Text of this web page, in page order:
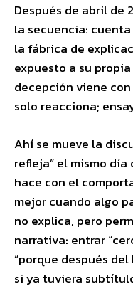
Después de abril de
la secuencia: cuenta
la fábrica de
expuesto a su
decepción viene
solo reacciona;
Ahí se mueve la
refleja” el mismo día
hace con el
mejor cuando algo
no explica, pero
narrativa: entrar
“porque después
si ya tuviera